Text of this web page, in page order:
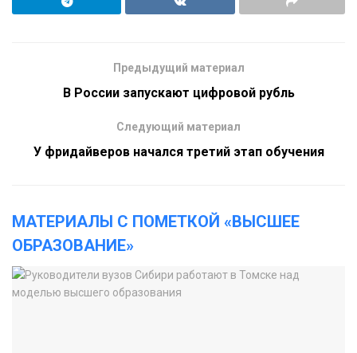
Предыдущий материал
В России запускают цифровой рубль
Следующий материал
У фридайверов начался третий этап обучения
МАТЕРИАЛЫ С ПОМЕТКОЙ «ВЫСШЕЕ
ОБРАЗОВАНИЕ»